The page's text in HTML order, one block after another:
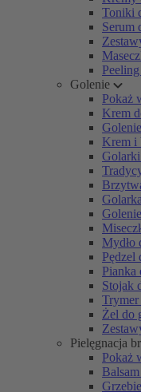
Toniki
Serum
Golenie
Pokaż
Krem
Krem i
Mydło
Pędzel
Pianka
Stojak
Żel do
Pielęgnacja
Pokaż